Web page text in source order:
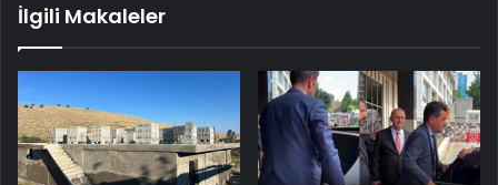
İlgili Makaleler